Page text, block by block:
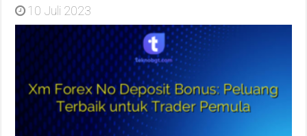
10 Juli 2023